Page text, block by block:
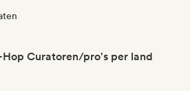
Curatoren/pro's per land